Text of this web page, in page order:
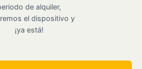
de alquiler,
el dispositivo y
¡ya está!